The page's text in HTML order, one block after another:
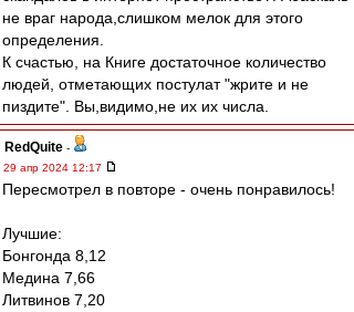
не враг народа,слишком мелок для этого
определения.
К счастью, на Книге достаточное количество
людей, отметающих постулат "жрите и не
пиздите". Вы,видимо,не их их числа.
RedQuite -
29 апр 2024 12:17
Пересмотрел в повторе - очень понравилось!
Лучшие:
Бонгонда 8,12
Медина 7,66
Литвинов 7,20